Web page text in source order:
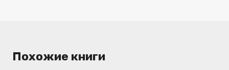
Похожие книги